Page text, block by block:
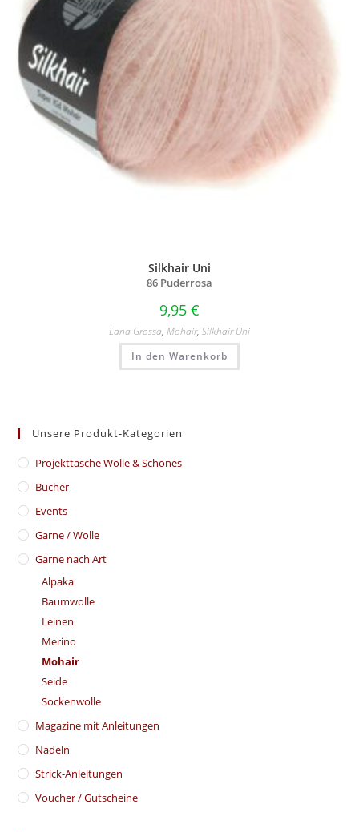
Silkhair Uni
86 Puderrosa
9,95 €
Lana Grossa, Mohair, Silkhair Uni
In den Warenkorb
Unsere Produkt-Kategorien
​Projekttasche Wolle & Schönes
Bücher
Events
Garne / Wolle
Garne nach Art
Alpaka
Baumwolle
Leinen
Merino
Mohair
Seide
Sockenwolle
Magazine mit Anleitungen
Nadeln
Strick-Anleitungen
Voucher / Gutscheine